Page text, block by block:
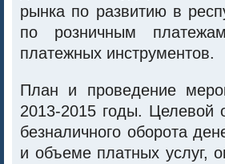
рынка по развитию в
по розничным
платежных инструментов.
План и проведение
2013-2015 годы. Целевой
безналичного оборота
и объеме платных услуг,